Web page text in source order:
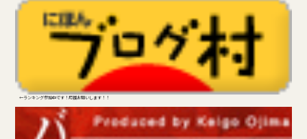
←ランキング参加中です！応援お願いします！！